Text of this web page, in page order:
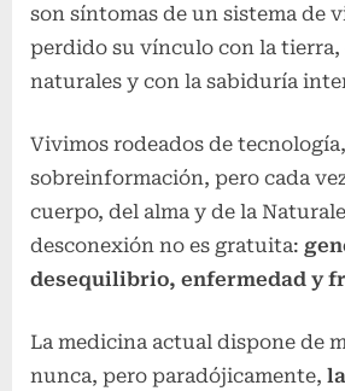
son síntomas de un sistema de
perdido su vínculo con la tierra,
naturales y con la sabiduría
Vivimos rodeados de
sobreinformación, pero cada
cuerpo, del alma y de la
desconexión no es gratuita:
desequilibrio, enfermedad y
La medicina actual dispone de
nunca, pero paradójicamente,